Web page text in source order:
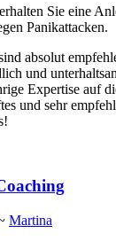
Sie eine
Panikattacken.
absolut
und
Expertise auf
und sehr
Martina